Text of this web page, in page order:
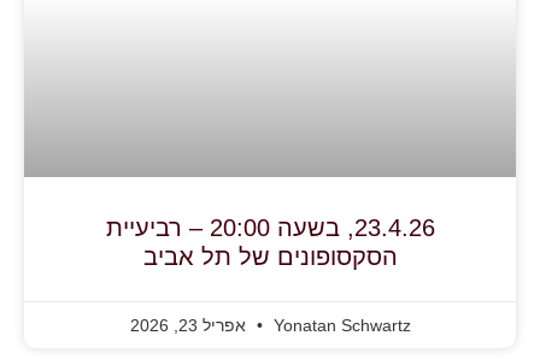
23.4.26, בשעה 20:00 – רביעיית
הסקסופונים של תל אביב
Yonatan Schwartz אפריל 23, 2026